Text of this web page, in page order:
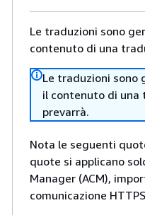
Le traduzioni sono
contenuto di una
Le traduzioni
il contenuto di una
prevarrà.
Nota le seguenti
quote si applicano
Manager (ACM),
comunicazione